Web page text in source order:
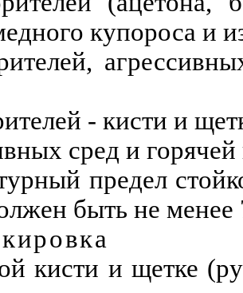
купороса и
- кисти и
сред и
предел
быть не
кисти и щетке